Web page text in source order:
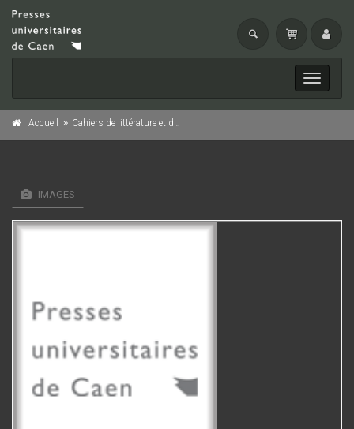
Toggle
Accueil Cahiers de littérature et de civilisations romanes, n° 3/1995
IMAGES